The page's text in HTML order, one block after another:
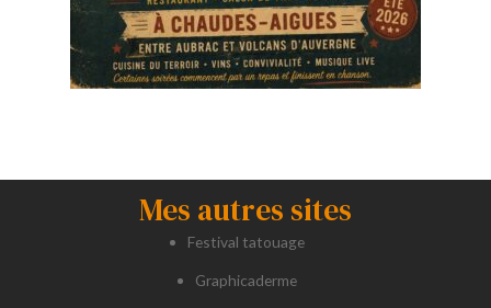
Mes autres sites
Festival tatouage
Graphicaderme